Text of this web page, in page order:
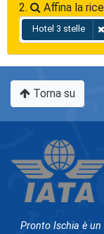
2. Affina la
Hotel 3 stelle
Torna su
Pronto Ischia è un